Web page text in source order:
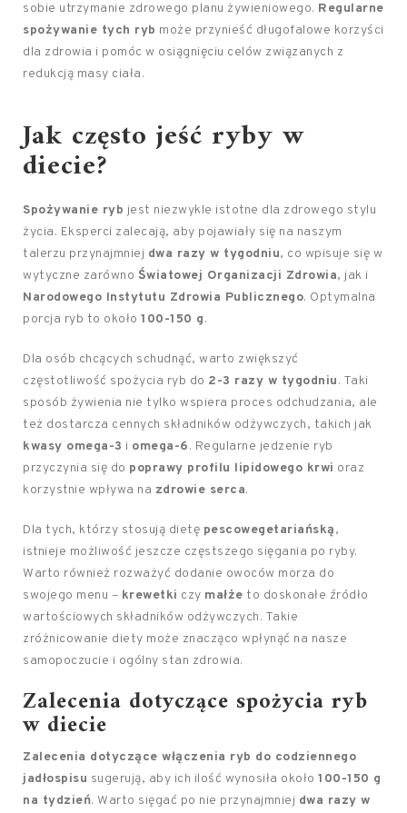
sobie utrzymanie zdrowego planu żywieniowego. Regularne
spożywanie tych ryb może przynieść długofalowe korzyści
dla zdrowia i pomóc w osiągnięciu celów związanych z
redukcją masy ciała.
Jak często jeść ryby w
diecie?
Spożywanie ryb jest niezwykle istotne dla zdrowego stylu
życia. Eksperci zalecają, aby pojawiały się na naszym
talerzu przynajmniej dwa razy w tygodniu, co wpisuje się w
wytyczne zarówno Światowej Organizacji Zdrowia, jak i
Narodowego Instytutu Zdrowia Publicznego. Optymalna
porcja ryb to około 100-150 g.
Dla osób chcących schudnąć, warto zwiększyć
częstotliwość spożycia ryb do 2-3 razy w tygodniu. Taki
sposób żywienia nie tylko wspiera proces odchudzania, ale
też dostarcza cennych składników odżywczych, takich jak
kwasy omega-3 i omega-6. Regularne jedzenie ryb
przyczynia się do poprawy profilu lipidowego krwi oraz
korzystnie wpływa na zdrowie serca.
Dla tych, którzy stosują dietę pescowegetariańską,
istnieje możliwość jeszcze częstszego sięgania po ryby.
Warto również rozważyć dodanie owoców morza do
swojego menu – krewetki czy małże to doskonałe źródło
wartościowych składników odżywczych. Takie
zróżnicowanie diety może znacząco wpłynąć na nasze
samopoczucie i ogólny stan zdrowia.
Zalecenia dotyczące spożycia ryb
w diecie
Zalecenia dotyczące włączenia ryb do codziennego
jadłospisu sugerują, aby ich ilość wynosiła około 100-150 g
na tydzień. Warto sięgać po nie przynajmniej dwa razy w